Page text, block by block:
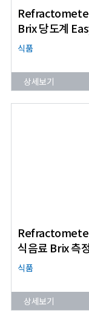
Brix 당도계
식품
상세보기
식음료 Brix 측
식품
상세보기